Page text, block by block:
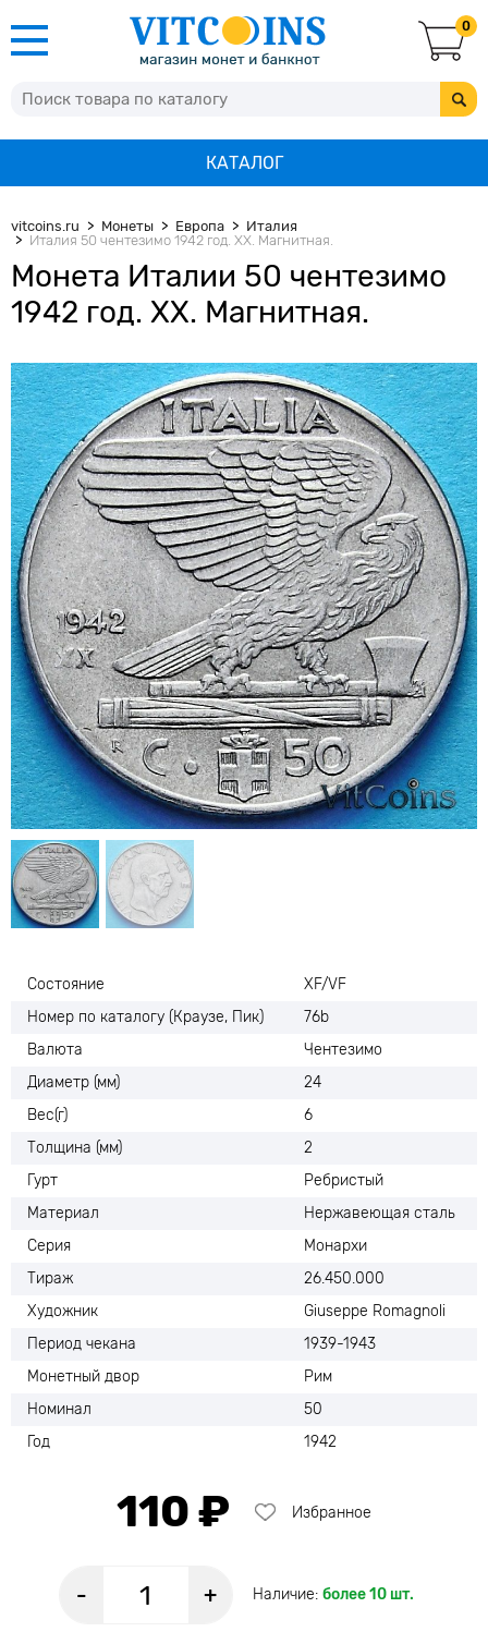
0
КАТАЛОГ
vitcoins.ru Монеты Европа
Италия
Италия 50 чентезимо 1942 год. XX. Магнитная.
Монета Италии 50 чентезимо
1942 год. XX. Магнитная.
Состояние
XF/VF
Номер по каталогу (Краузе, Пик)
76b
Валюта
Чентезимо
Диаметр (мм)
24
Вес(г)
6
Толщина (мм)
2
Гурт
Ребристый
Материал
Нержавеющая сталь
Серия
Монархи
Тираж
26.450.000
Художник
Giuseppe Romagnoli
Период чекана
1939-1943
Монетный двор
Рим
Номинал
50
Год
1942
110 ₽ Избранное
- + Наличие: более 10 шт.